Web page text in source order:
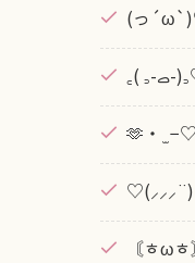
(っ
‪🫶‪‪・
〘ㅎω